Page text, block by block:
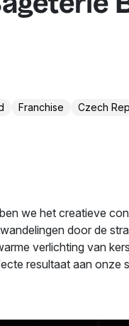
Franchise Czech
we het creatieve
door de
verlichting van
resultaat aan onze